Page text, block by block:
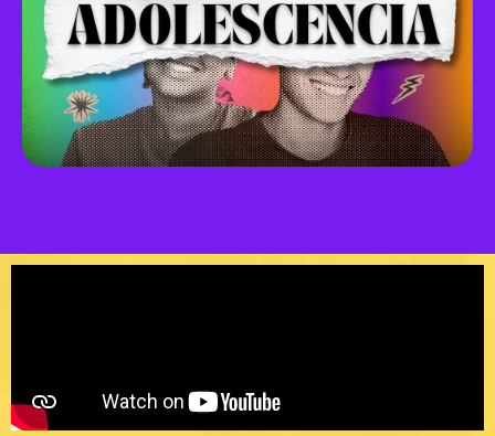
ADOLESCENCIA
Una serie especial de Radio Trompo que
retrata, con honestidad y sin estigmas, lo
que significa crecer hoy en Colombia.